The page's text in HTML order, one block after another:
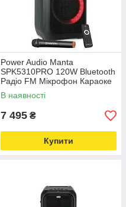
Power Audio Manta
SPK5310PRO 120W Bluetooth
Радіо FM Мікрофон Караоке
Чорний
В наявності
7 495 ₴
Купити